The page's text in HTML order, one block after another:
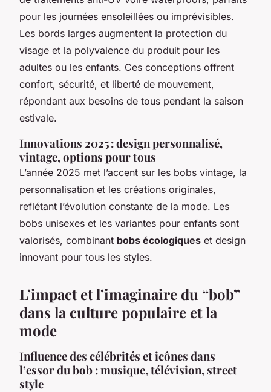
pour les journées ensoleillées ou imprévisibles.
Les bords larges augmentent la protection du
visage et la polyvalence du produit pour les
adultes ou les enfants. Ces conceptions offrent
confort, sécurité, et liberté de mouvement,
répondant aux besoins de tous pendant la saison
estivale.
Innovations 2025 : design personnalisé,
vintage, options pour tous
L’année 2025 met l’accent sur les bobs vintage, la
personnalisation et les créations originales,
reflétant l’évolution constante de la mode. Les
bobs unisexes et les variantes pour enfants sont
valorisés, combinant bobs écologiques et design
innovant pour tous les styles.
L’impact et l’imaginaire du “bob”
dans la culture populaire et la
mode
Influence des célébrités et icônes dans
l’essor du bob : musique, télévision, street
style